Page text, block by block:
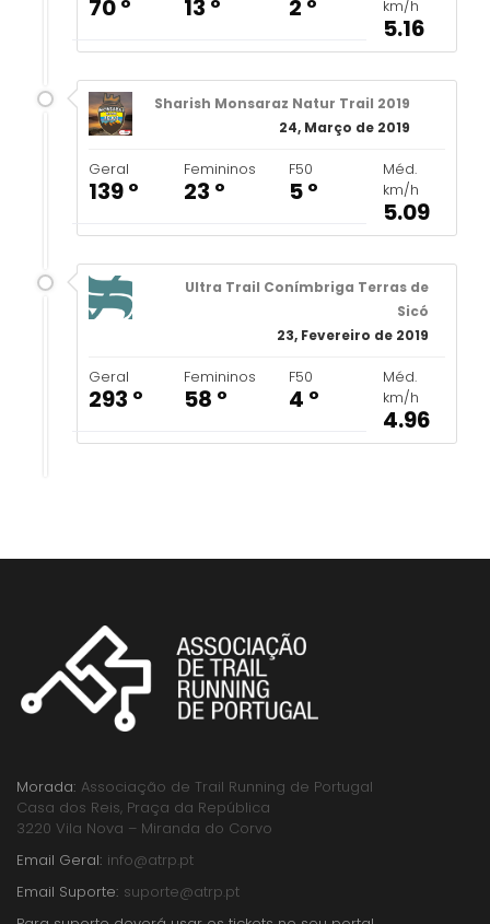
70 º 13 º 2 º
km/h
5.16
Sharish Monsaraz Natur Trail 2019
24, Março de 2019
Geral
139 º
Femininos
23 º
F50
5 º
Méd.
km/h
5.09
Ultra Trail Conímbriga Terras de
Sicó
23, Fevereiro de 2019
Geral
293 º
Femininos
58 º
F50
4 º
Méd.
km/h
4.96
Morada: Associação de Trail Running de Portugal
Casa dos Reis, Praça da República
3220 Vila Nova – Miranda do Corvo
Email Geral: info@atrp.pt
Email Suporte: suporte@atrp.pt